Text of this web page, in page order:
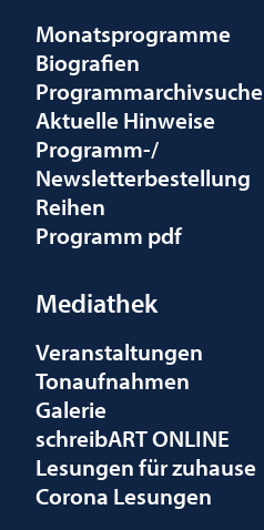
Monatsprogramme
Biografien
Programmarchivsuche
Aktuelle Hinweise
Programm-/
Newsletterbestellung
Reihen
Programm pdf
Mediathek
Veranstaltungen
Tonaufnahmen
Galerie
schreibART ONLINE
Lesungen für zuhause
Corona Lesungen